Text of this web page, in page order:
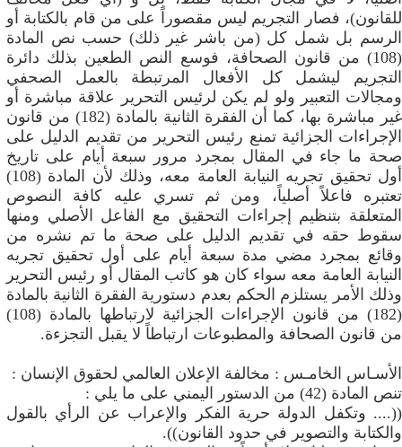
للقانون)، فصار التجريم ليس مقصوراً على من قام بالكتابة أو
الرسم بل شمل كل (من باشر غير ذلك) حسب نص المادة
(108) من قانون الصحافة، فوسع النص الطعين بذلك دائرة
التجريم ليشمل كل الأفعال المرتبطة بالعمل الصحفي
ومجالات التعبير ولو لم يكن لرئيس التحرير علاقة مباشرة أو
غير مباشرة بها، كما أن الفقرة الثانية بالمادة (182) من قانون
الإجراءات الجزائية تمنع رئيس التحرير من تقديم الدليل على
صحة ما جاء في المقال بمجرد مرور سبعة أيام على تاريخ
أول تحقيق تجريه النيابة العامة معه، وذلك لأن المادة (108)
تعتبره فاعلاً أصلياً، ومن ثم تسري عليه كافة النصوص
المتعلقة بتنظيم إجراءات التحقيق مع الفاعل الأصلي ومنها
سقوط حقه في تقديم الدليل على صحة ما تم نشره من
وقائع بمجرد مضي مدة سبعة أيام على أول تحقيق تجريه
النيابة العامة معه سواء كان هو كاتب المقال أو رئيس التحرير
وذلك الأمر يستلزم الحكم بعدم دستورية الفقرة الثانية بالمادة
(182) من قانون الإجراءات الجزائية لارتباطها بالمادة (108)
من قانون الصحافة والمطبوعات ارتباطاً لا يقبل التجزءة.
الأسـاس الخامـس : مخالفة الإعلان العالمي لحقوق الإنسان :
تنص المادة (42) من الدستور اليمني على ما يلي :
((.... وتكفل الدولة حرية الفكر والإعراب عن الرأي بالقول
والكتابة والتصوير في حدود القانون)).